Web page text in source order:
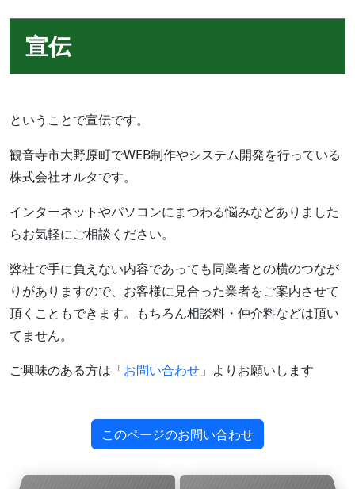
宣伝
ということで宣伝です。
観音寺市大野原町でWEB制作やシステム開発を行っている
株式会社オルタです。
インターネットやパソコンにまつわる悩みなどありました
らお気軽にご相談ください。
弊社で手に負えない内容であっても同業者との横のつなが
りがありますので、お客様に見合った業者をご案内させて
頂くこともできます。もちろん相談料・仲介料などは頂い
てません。
ご興味のある方は「お問い合わせ 」よりお願いします
このページのお問い合わせ